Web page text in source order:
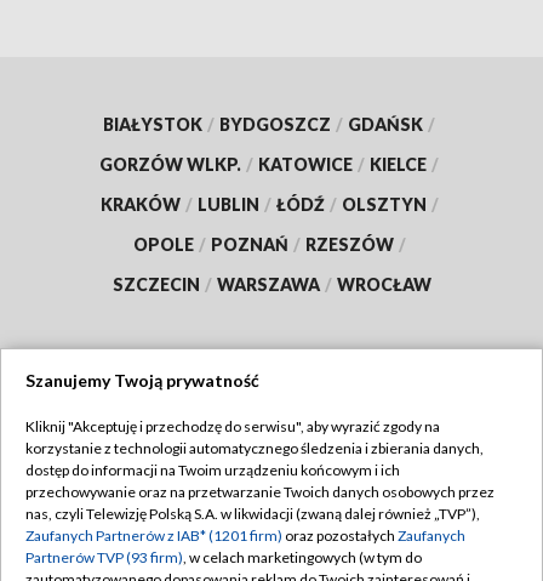
BIAŁYSTOK / BYDGOSZCZ / GDAŃSK /
GORZÓW WLKP. / KATOWICE / KIELCE /
KRAKÓW / LUBLIN / ŁÓDŹ / OLSZTYN /
OPOLE / POZNAŃ / RZESZÓW /
SZCZECIN / WARSZAWA / WROCŁAW
TVP
Abonament TVP
Emisja w TVP
Centrum informacji TVP
Regulamin TVP
Polityka prywatności
Szanujemy Twoją prywatność
Kliknij "Akceptuję i przechodzę do serwisu", aby wyrazić zgody na
korzystanie z technologii automatycznego śledzenia i zbierania danych,
dostęp do informacji na Twoim urządzeniu końcowym i ich
przechowywanie oraz na przetwarzanie Twoich danych osobowych przez
nas, czyli Telewizję Polską S.A. w likwidacji (zwaną dalej również „TVP”),
Zaufanych Partnerów z IAB* (1201 firm) oraz pozostałych Zaufanych
Partnerów TVP (93 firm), w celach marketingowych (w tym do